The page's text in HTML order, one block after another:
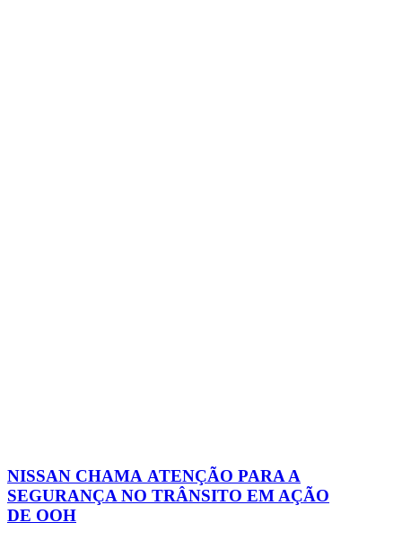
NISSAN CHAMA ATENÇÃO PARA A
SEGURANÇA NO TRÂNSITO EM AÇÃO
DE OOH